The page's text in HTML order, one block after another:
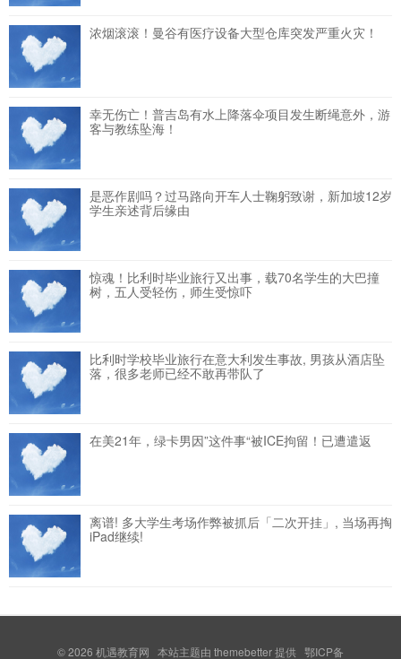
浓烟滚滚！曼谷有医疗设备大型仓库突发严重火灾！
幸无伤亡！普吉岛有水上降落伞项目发生断绳意外，游
客与教练坠海！
是恶作剧吗？过马路向开车人士鞠躬致谢，新加坡12岁
学生亲述背后缘由
惊魂！比利时毕业旅行又出事，载70名学生的大巴撞
树，五人受轻伤，师生受惊吓
比利时学校毕业旅行在意大利发生事故, 男孩从酒店坠
落，很多老师已经不敢再带队了
在美21年，绿卡男因”这件事“被ICE拘留！已遭遣返
离谱! 多大学生考场作弊被抓后「二次开挂」, 当场再掏
iPad继续!
© 2026 机遇教育网 本站主题由 themebetter提供 鄂ICP备